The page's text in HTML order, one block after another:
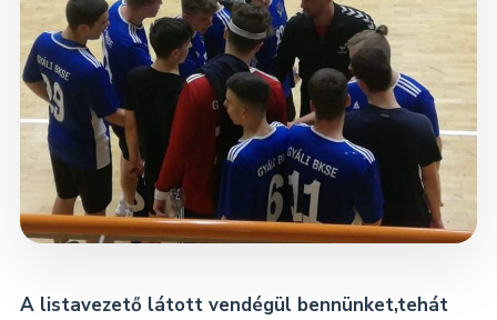
Kapcsolat
A listavezető látott vendégül bennünket,tehát